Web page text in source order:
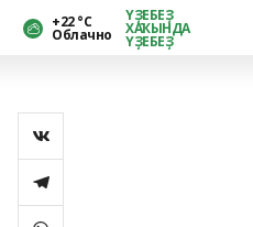
+22 °С
Облачно
ҮҘЕБЕҘ
ХАҠЫНДА
ҮҘЕБЕҘ